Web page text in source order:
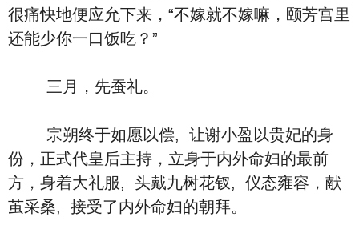
很痛快地便应允下来，“不嫁就不嫁嘛，颐芳宫里
还能少你一口饭吃？”
三月，先蚕礼。
宗朔终于如愿以偿, 让谢小盈以贵妃的身
份，正式代皇后主持，立身于内外命妇的最前
方，身着大礼服, 头戴九树花钗, 仪态雍容，献
茧采桑, 接受了内外命妇的朝拜。